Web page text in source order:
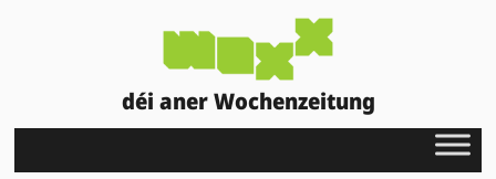
déi aner Wochenzeitung